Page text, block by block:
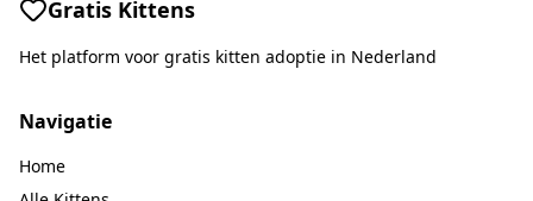
Gratis Kittens
Het platform voor gratis kitten adoptie in Nederland
Navigatie
Home